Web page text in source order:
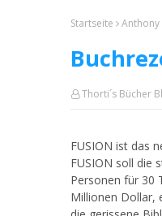
Startseite Anthony
Thorti´s Bücher
FUSION ist das
FUSION soll die
Personen für 30
Millionen Dollar,